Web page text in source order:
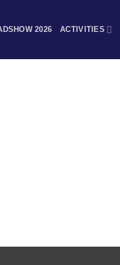
2026 ACTIVITIES